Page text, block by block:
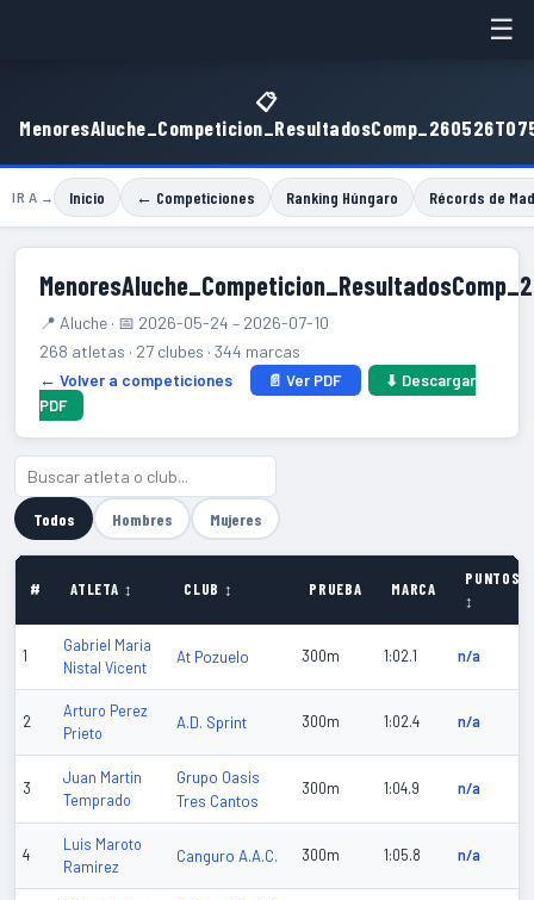
☰
📋
IR A → Inicio ← Competiciones Ranking Húngaro Récords de
📍 Aluche · 📅 2026-05-24 – 2026-07-10
268 atletas · 27 clubes · 344 marcas
← Volver a competiciones
📄 Ver PDF
⬇ Descargar
PDF
Todos Hombres Mujeres
# ATLETA ↕ CLUB ↕ PRUEBA MARCA
PUNTOS
↕
1
Gabriel Maria
Nistal Vicent
At Pozuelo 300m 1:02.1 n/a
2
Arturo Perez
Prieto
A.D. Sprint 300m 1:02.4 n/a
3
Juan Martin
Temprado
Grupo Oasis
Tres Cantos
300m 1:04.9 n/a
4
Luis Maroto
Ramirez
Canguro A.A.C. 300m 1:05.8 n/a